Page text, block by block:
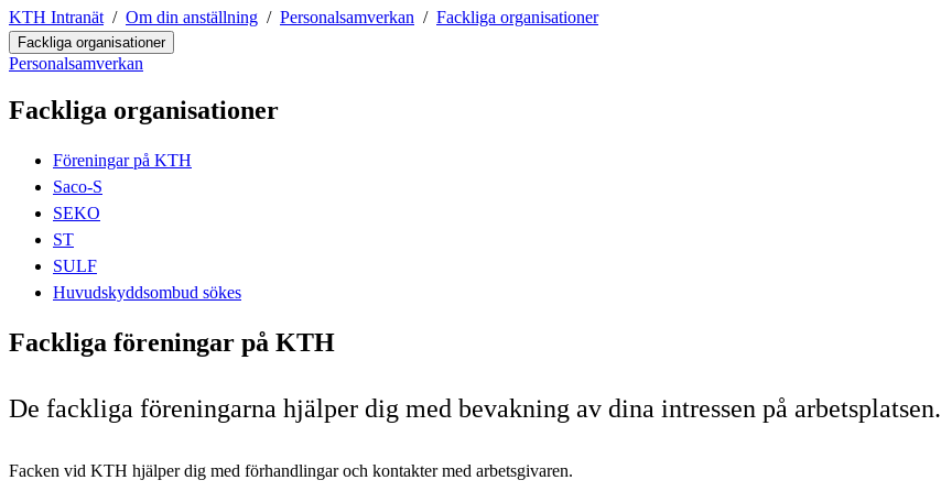
KTH Intranät Om din anställning Personalsamverkan Fackliga organisationer
Fackliga organisationer
Personalsamverkan
Fackliga organisationer
Föreningar på KTH
Saco-S
SEKO
ST
SULF
Huvudskyddsombud sökes
Fackliga föreningar på KTH
De fackliga föreningarna hjälper dig med bevakning av dina intressen på arbetsplatsen.
Facken vid KTH hjälper dig med förhandlingar och kontakter med arbetsgivaren.